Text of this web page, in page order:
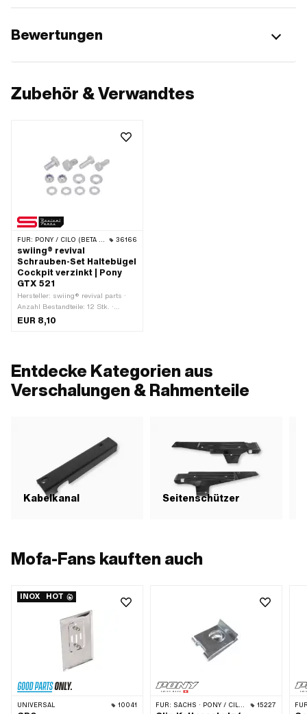
Bewertungen
Zubehör & Verwandtes
FÜR: PONY / CILO (BETA 521 & 512) 36166
swiing® revival
Schrauben-Set Haltebügel
Cockpit verzinkt | Pony
GTX 521
Hersteller: swiing® revival parts ·
Anzahl Bestandteile: 12 Stk. ·
Material: Stahl · Oberfläche: verzinkt
(blau) · Antrieb: Aussensechskant ·
Schraubenkopf: Sechskant ·
Nenndurchmesser (Gewinde): 5 mm
· Nenndurchmesser (Gewinde): 6
EUR 8,10
Entdecke Kategorien aus
Verschalungen & Rahmenteile
Kabelkanal Seitenschützer
Mofa-Fans kauften auch
INOX HOT
UNIVERSAL 10041 FÜR: SACHS · PONY / CILO (BETA 521 & 512) 15227